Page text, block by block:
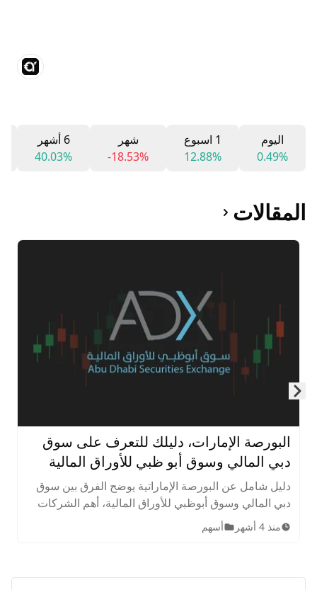
اليوم
0.49%
1 اسبوع
12.88%
شهر
-18.53%
6 أشهر
40.03%
المقالات
البورصة الإمارات، دليلك للتعرف على سوق
دبي المالي وسوق أبو ظبي للأوراق المالية
دليل شامل عن البورصة الإماراتية يوضح الفرق بين سوق
دبي المالي وسوق أبوظبي للأوراق المالية، أهم الشركات
المدرجة، الأصول المتاحة، ساعات التداول، وخطوات
الاستثمار للمبتدئين.
منذ 4 أشهر أسهم